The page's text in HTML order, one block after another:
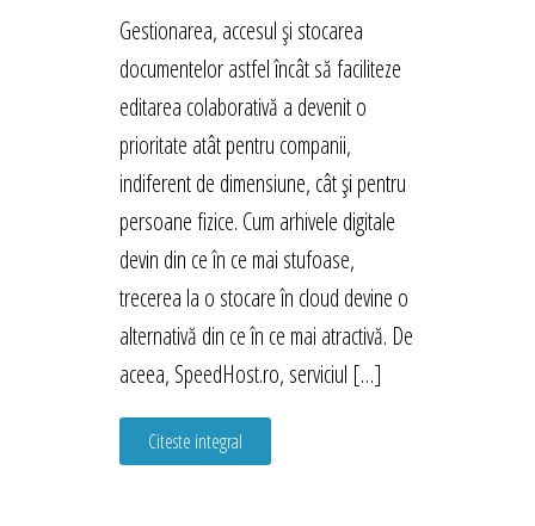
Gestionarea, accesul și stocarea
documentelor astfel încât să faciliteze
editarea colaborativă a devenit o
prioritate atât pentru companii,
indiferent de dimensiune, cât și pentru
persoane fizice. Cum arhivele digitale
devin din ce în ce mai stufoase,
trecerea la o stocare în cloud devine o
alternativă din ce în ce mai atractivă. De
aceea, SpeedHost.ro, serviciul […]
Citeste integral